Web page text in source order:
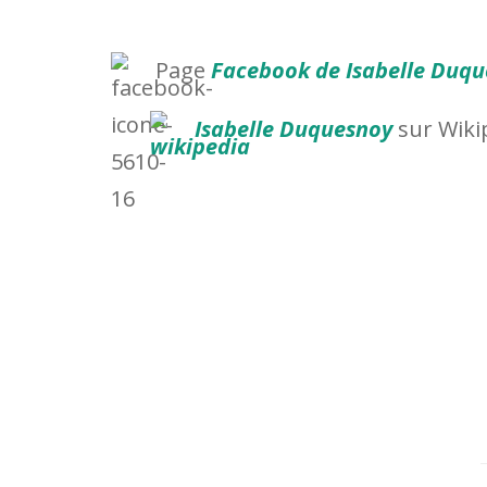
Page Facebook de Isabelle
Isabelle Duquesnoysur